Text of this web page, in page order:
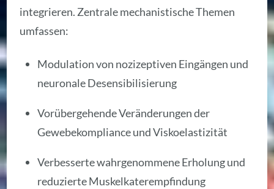
integrieren. Zentrale mechanistische Themen
umfassen:
Modulation von nozizeptiven Eingängen und
neuronale Desensibilisierung
Vorübergehende Veränderungen der
Gewebekompliance und Viskoelastizität
Verbesserte wahrgenommene Erholung und
reduzierte Muskelkaterempfindung